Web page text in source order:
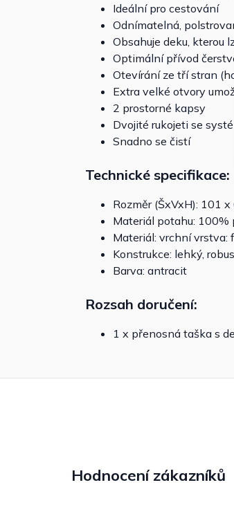
Ideální pro cestování
Odnímatelná,
Obsahuje deku, kterou
Optimální přívod
Otevírání ze tří stran
Extra velké otvory
2 prostorné kapsy
Dvojité rukojeti se
Snadno se čistí
Technické specifikace:
Rozměr (ŠxVxH): 101
Materiál potahu: 100%
Materiál: vrchní vrstva:
Konstrukce: lehký,
Barva: antracit
Rozsah doručení:
1 x přenosná taška s
Hodnocení zákazníků